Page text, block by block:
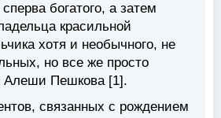
богатого, а затем
красильной
хотя и необычного, не
но все же просто
Алеши Пешкова [1].
связанных с рождением